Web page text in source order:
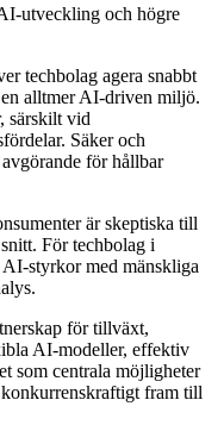
utveckling och högre
techbolag agera snabbt
alltmer AI-driven miljö.
särskilt vid
Säker och
för hållbar
är skeptiska till
För techbolag i
styrkor med mänskliga
för tillväxt,
AI-modeller, effektiv
som centrala möjligheter
fram till